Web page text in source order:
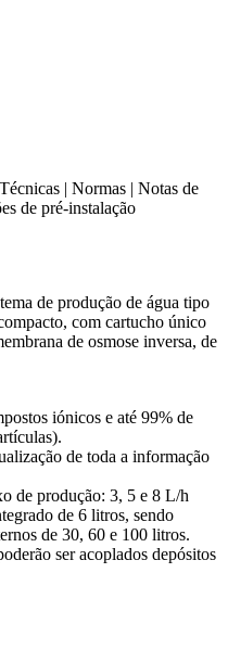
| Normas | Notas de
de pré-instalação
de produção de água tipo
com cartucho único
de osmose inversa, de
iónicos e até 99% de
de toda a informação
de produção: 3, 5 e 8 L/h
de 6 litros, sendo
de 30, 60 e 100 litros.
ser acoplados depósitos